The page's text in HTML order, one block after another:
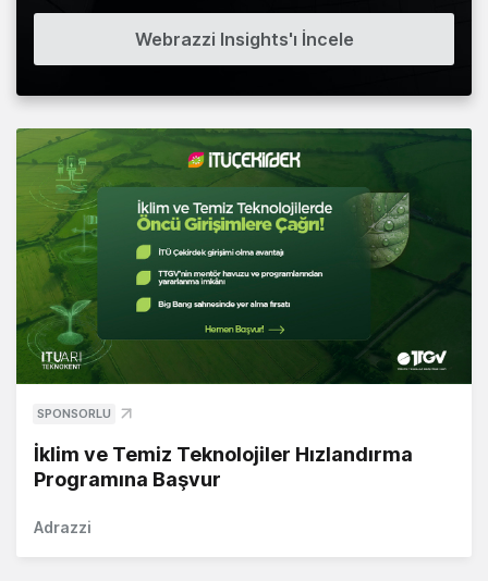
Webrazzi Insights'ı İncele
SPONSORLU
İklim ve Temiz Teknolojiler Hızlandırma
Programına Başvur
Adrazzi